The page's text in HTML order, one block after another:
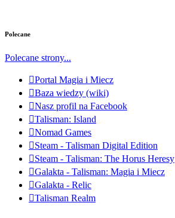
Polecane
Polecane strony...
Portal Magia i Miecz
Baza wiedzy (wiki)
Nasz profil na Facebook
Talisman: Island
Nomad Games
Steam - Talisman Digital Edition
Steam - Talisman: The Horus Heresy
Galakta - Talisman: Magia i Miecz
Galakta - Relic
Talisman Realm